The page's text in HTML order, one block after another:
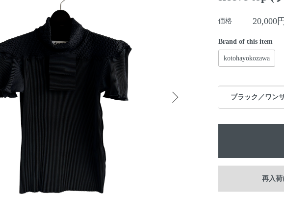
価格 20,000
Brand of this item
kotohayokozawa
ブラック／ワン
再入